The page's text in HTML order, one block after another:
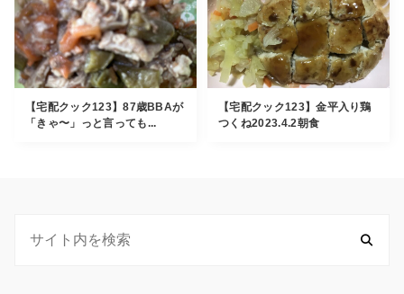
【宅配クック123】87歳BBAが
「きゃ〜」っと言っても...
【宅配クック123】金平入り鶏
つくね2023.4.2朝食